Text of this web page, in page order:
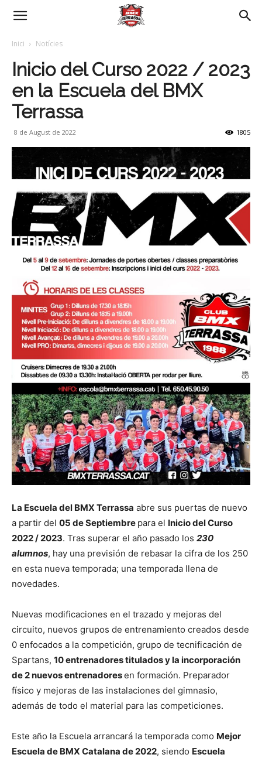
Inici Notícies
Inicio del Curso 2022 / 2023
en la Escuela del BMX
Terrassa
8 de August de 2022 1805
La Escuela del BMX Terrassa abre sus puertas de nuevo
a partir del 05 de Septiembre para el Inicio del Curso
2022 / 2023. Tras superar el año pasado los 230
alumnos, hay una previsión de rebasar la cifra de los 250
en esta nueva temporada; una temporada llena de
novedades.
Nuevas modificaciones en el trazado y mejoras del
circuito, nuevos grupos de entrenamiento creados desde
0 enfocados a la competición, grupo de tecnificación de
Spartans, 10 entrenadores titulados y la incorporación
de 2 nuevos entrenadoresen formación. Preparador
físico y mejoras de las instalaciones del gimnasio,
además de todo el material para las competiciones.
Este año la Escuela arrancará la temporada como Mejor
Escuela de BMX Catalana de 2022, siendo Escuela